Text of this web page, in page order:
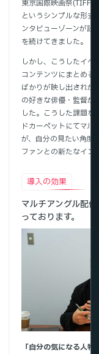
東京国際映画祭(TIFF)
というシンプルな形式
ンタビューゾーンが設
を続けてきました。
しかし、こうしたイベ
コンテンツにまとめる
ばかりが映し出されが
の好きな俳優・監督が
した。こうした課題を
ドカーペットにてマル
が、自分の見たい角度
ファンとの新たなイン
導入の効果
マルチアングル配
っております。
「自分の気になる人物